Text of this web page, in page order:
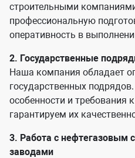
строительными
профессиональную
оперативность в
2. Государственные
Наша компания обладает
государственных
особенности и требования
гарантируем их
3. Работа с нефтегазовым
заводами